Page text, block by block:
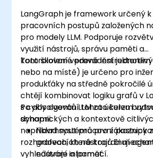
LangGraph je framework určený
pracovních postupů založených
pro modely LLM. Podporuje
využití nástrojů, správu paměti a
kontrolované provádění
Toto školení vedené instruktorem
nebo na místě) je určeno pro
produkťáky na středně pokročilé
chtějí kombinovat logiku grafů v
s cykly agentů LLM za účelem
dynamických a kontextově
například systémů pro
rozhodovacích nástrojů či
vyhledávání informací.
Po absolvování tohoto kurzu
schopni:
Navrhnout pracovní postupy
grafech, které koordinují
nástroje a paměť.